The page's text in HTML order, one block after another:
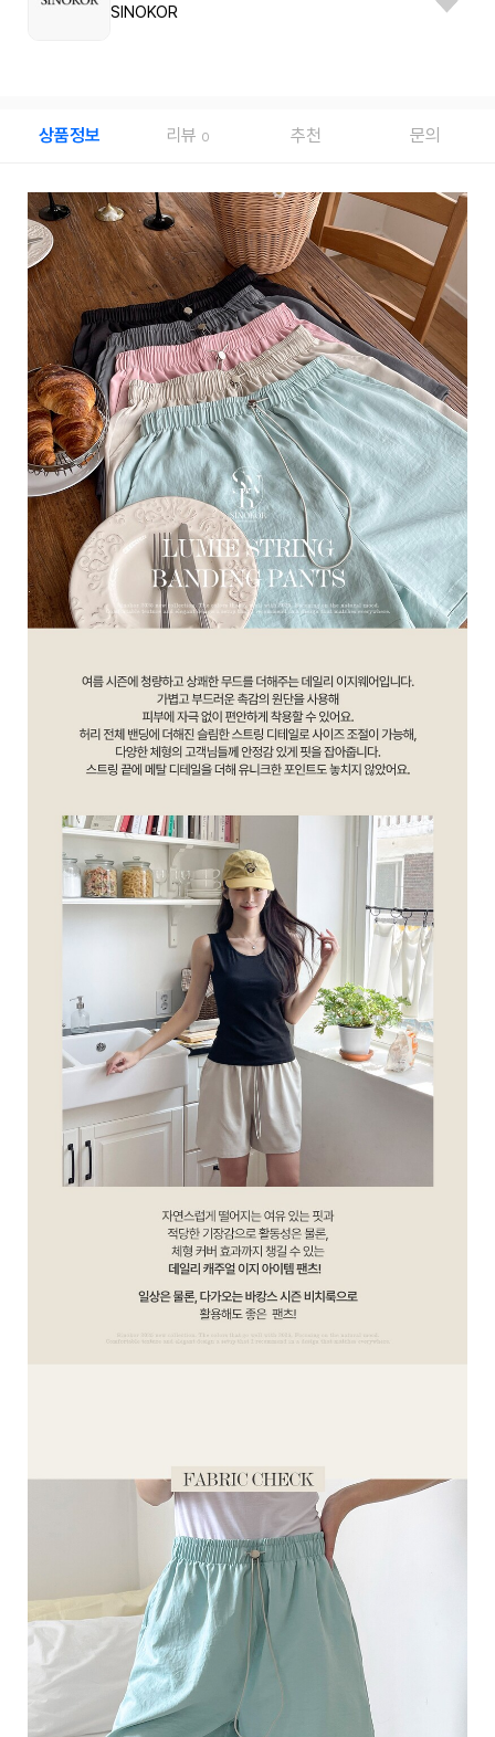
SINOKOR
상품정보 리뷰 0 추천 문의